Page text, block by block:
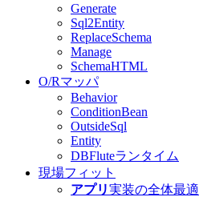
Generate
Sql2Entity
ReplaceSchema
Manage
SchemaHTML
O/Rマッパ
Behavior
ConditionBean
OutsideSql
Entity
DBFluteランタイム
現場フィット
アプリ実装の全体最適